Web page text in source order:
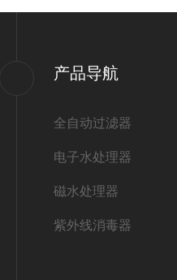
产品导航
全自动过滤器
电子水处理器
磁水处理器
紫外线消毒器